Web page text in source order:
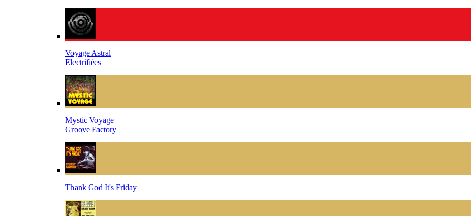
Voyage Astral
Electrifiées
Mystic Voyage
Groove Factory
Thank God It's Friday